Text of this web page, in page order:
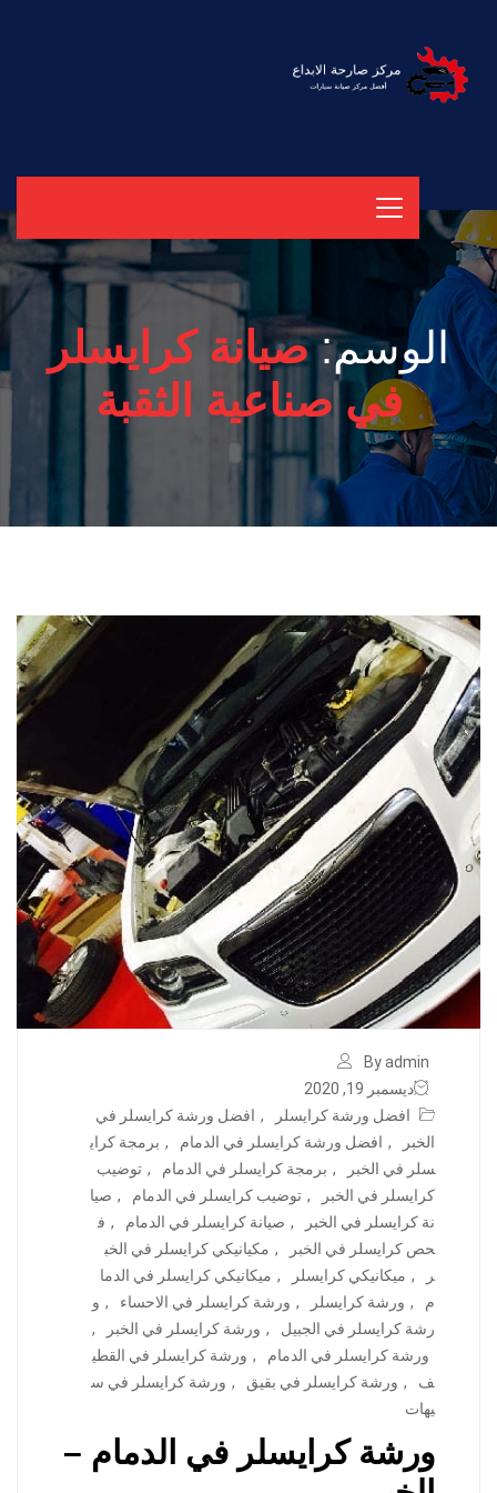
الوسم:صيانة كرايسلر
في صناعية الثقبة
By admin
ديسمبر 19, 2020
افضل ورشة كرايسلر
, افضل ورشة كرايسلر في
الخبر
, افضل ورشة كرايسلر في الدمام , برمجة كراي
سلر في الخبر
, برمجة كرايسلر في الدمام , توضيب
كرايسلر في الخبر
, توضيب كرايسلر في الدمام , صيا
نة كرايسلر في الخبر
, صيانة كرايسلر في الدمام , ف
حص كرايسلر في الخبر
, مكيانيكي كرايسلر في الخب
ر
, ميكانيكي كرايسلر , ميكانيكي كرايسلر في الدما
م
, ورشة كرايسلر , ورشة كرايسلر في الاحساء , و
رشة كرايسلر في الجبيل
, ورشة كرايسلر في الخبر
,
ورشة كرايسلر في الدمام
, ورشة كرايسلر في القطي
ف
, ورشة كرايسلر في بقيق , ورشة كرايسلر في س
يهات
ورشة كرايسلر في الدمام –